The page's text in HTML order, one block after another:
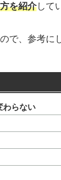
を紹介して
で、参考に
わらない